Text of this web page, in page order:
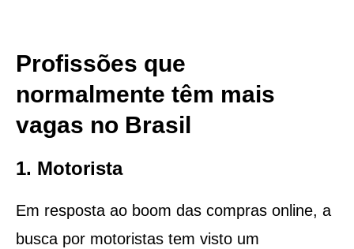
Profissões que
normalmente têm mais
vagas no Brasil
1. Motorista
Em resposta ao boom das compras online, a
busca por motoristas tem visto um